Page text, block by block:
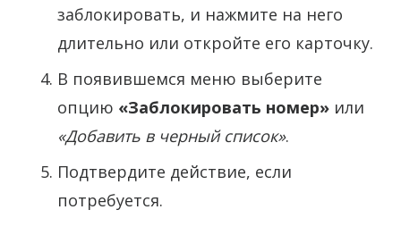
заблокировать, и нажмите на него
длительно или откройте его карточку.
В появившемся меню выберите
опцию «Заблокировать номер» или
«Добавить в черный список».
Подтвердите действие, если
потребуется.